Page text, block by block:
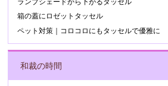
箱の蓋にロゼットタッセル
ペット対策｜コロコロにもタッセルで優雅に
和裁の時間